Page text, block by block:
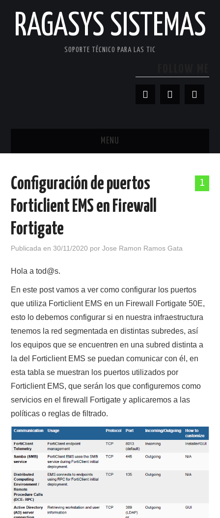
RAGASYS SISTEMAS
SOPORTE TÉCNICO PARA LAS TIC
MENU
ACERCA DE
POLÍTICA DE PRIVACIDAD
1
Configuración de puertos
Forticlient EMS en Firewall
Fortigate
Publicada en30/11/2020 porJose Ramon Ramos Gata
Hola a tod@s.
En este post vamos a ver como configurar los puertos
que utiliza Forticlient EMS en un Firewall Fortigate 50E,
esto lo debemos configurar si en nuestra infraestructura
tenemos la red segmentada en distintas subredes, así
los equipos que se encuentren en una subred distinta a
la del Forticlient EMS se puedan comunicar con él, en
esta tabla se muestran los puertos utilizados por
Forticlient EMS, que serán los que configuremos como
servicios en el firewall Fortigate y aplicaremos a las
políticas o reglas de filtrado.